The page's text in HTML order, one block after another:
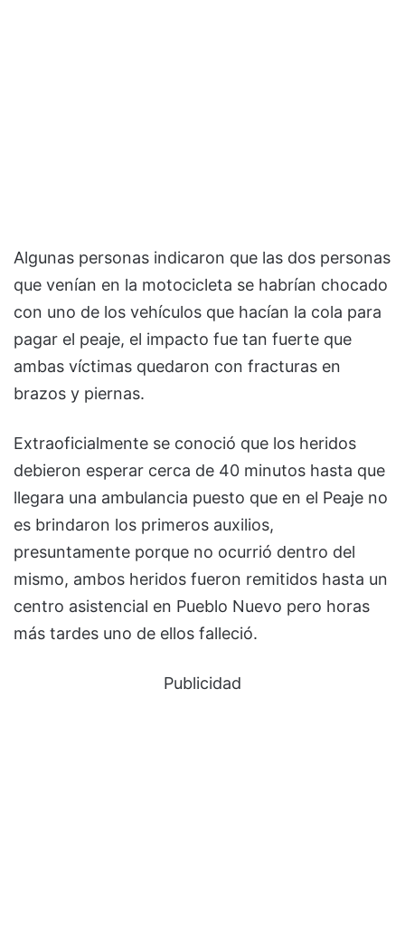
Algunas personas indicaron que las dos personas
que venían en la motocicleta se habrían chocado
con uno de los vehículos que hacían la cola para
pagar el peaje, el impacto fue tan fuerte que
ambas víctimas quedaron con fracturas en
brazos y piernas.
Extraoficialmente se conoció que los heridos
debieron esperar cerca de 40 minutos hasta que
llegara una ambulancia puesto que en el Peaje no
es brindaron los primeros auxilios,
presuntamente porque no ocurrió dentro del
mismo, ambos heridos fueron remitidos hasta un
centro asistencial en Pueblo Nuevo pero horas
más tardes uno de ellos falleció.
Publicidad